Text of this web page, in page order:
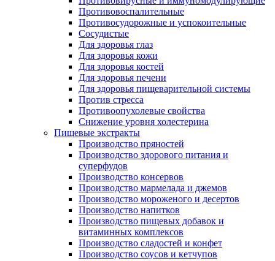
Противовоспалительные
Противосудорожные и успокоительные
Сосудистые
Для здоровья глаз
Для здоровья кожи
Для здоровья костей
Для здоровья печени
Для здоровья пищеварительной системы
Против стресса
Противоопухолевые свойства
Снижение уровня холестерина
Пищевые экстракты
Производство пряностей
Производство здорового питания и
суперфудов
Производство консервов
Производство мармелада и джемов
Производство мороженого и десертов
Производство напитков
Производство пищевых добавок и
витаминных комплексов
Производство сладостей и конфет
Производство соусов и кетчупов